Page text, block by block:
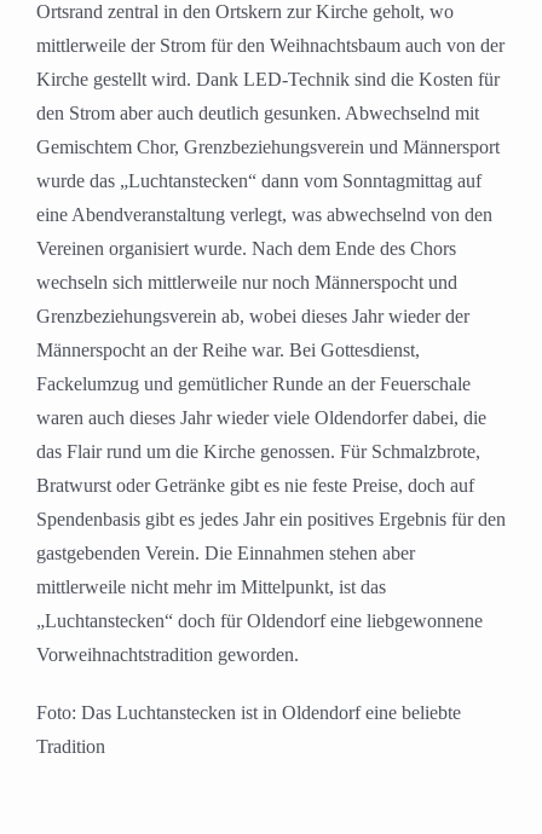
Ortsrand zentral in den Ortskern zur Kirche geholt, wo
mittlerweile der Strom für den Weihnachtsbaum auch von der
Kirche gestellt wird. Dank LED-Technik sind die Kosten für
den Strom aber auch deutlich gesunken. Abwechselnd mit
Gemischtem Chor, Grenzbeziehungsverein und Männersport
wurde das „Luchtanstecken“ dann vom Sonntagmittag auf
eine Abendveranstaltung verlegt, was abwechselnd von den
Vereinen organisiert wurde. Nach dem Ende des Chors
wechseln sich mittlerweile nur noch Männerspocht und
Grenzbeziehungsverein ab, wobei dieses Jahr wieder der
Männerspocht an der Reihe war. Bei Gottesdienst,
Fackelumzug und gemütlicher Runde an der Feuerschale
waren auch dieses Jahr wieder viele Oldendorfer dabei, die
das Flair rund um die Kirche genossen. Für Schmalzbrote,
Bratwurst oder Getränke gibt es nie feste Preise, doch auf
Spendenbasis gibt es jedes Jahr ein positives Ergebnis für den
gastgebenden Verein. Die Einnahmen stehen aber
mittlerweile nicht mehr im Mittelpunkt, ist das
„Luchtanstecken“ doch für Oldendorf eine liebgewonnene
Vorweihnachtstradition geworden.
Foto: Das Luchtanstecken ist in Oldendorf eine beliebte
Tradition